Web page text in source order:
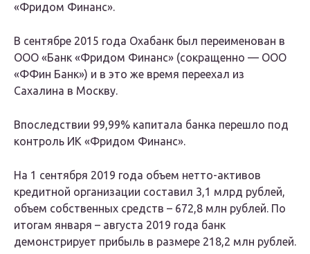
«Фридом Финанс».
В сентябре 2015 года Охабанк был переименован в
ООО «Банк «Фридом Финанс» (сокращенно — ООО
«ФФин Банк») и в это же время переехал из
Сахалина в Москву.
Впоследствии 99,99% капитала банка перешло под
контроль ИК «Фридом Финанс».
На 1 сентября 2019 года объем нетто-активов
кредитной организации составил 3,1 млрд рублей,
объем собственных средств – 672,8 млн рублей. По
итогам января – августа 2019 года банк
демонстрирует прибыль в размере 218,2 млн рублей.